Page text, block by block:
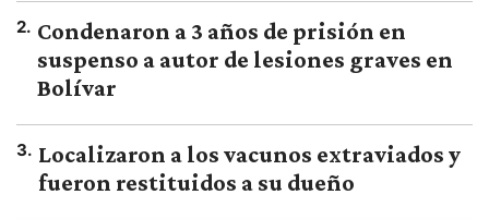
2. Condenaron a 3 años de prisión en
suspenso a autor de lesiones graves en
Bolívar
3. Localizaron a los vacunos extraviados y
fueron restituidos a su dueño